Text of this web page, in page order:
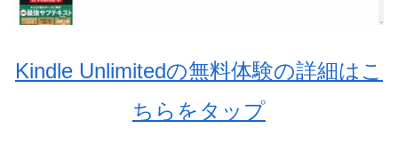
Kindle Unlimitedの無料体験の詳細はこ
ちらをタップ